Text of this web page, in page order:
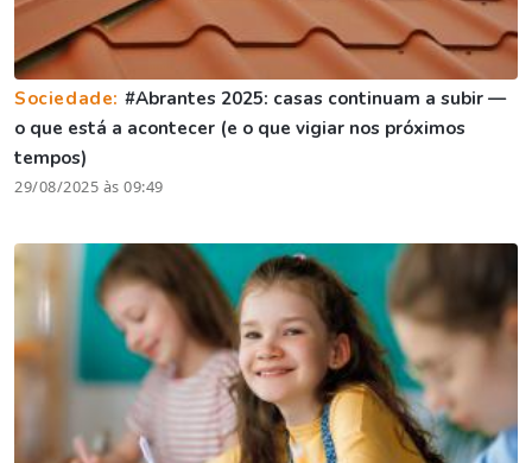
Sociedade: #Abrantes 2025: casas continuam a subir —
o que está a acontecer (e o que vigiar nos próximos
tempos)
29/08/2025 às 09:49